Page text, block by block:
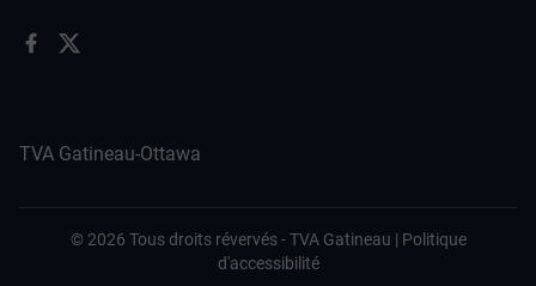
TVA Gatineau-Ottawa
© 2026 Tous droits révervés -TVA Gatineau | Politique
d'accessibilité